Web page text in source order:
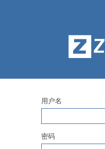
用户名
密码